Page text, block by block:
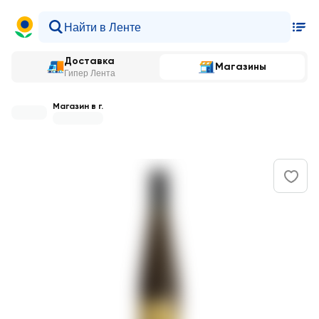
Доставка
Гипер Лента
Магазины
Магазин в г.